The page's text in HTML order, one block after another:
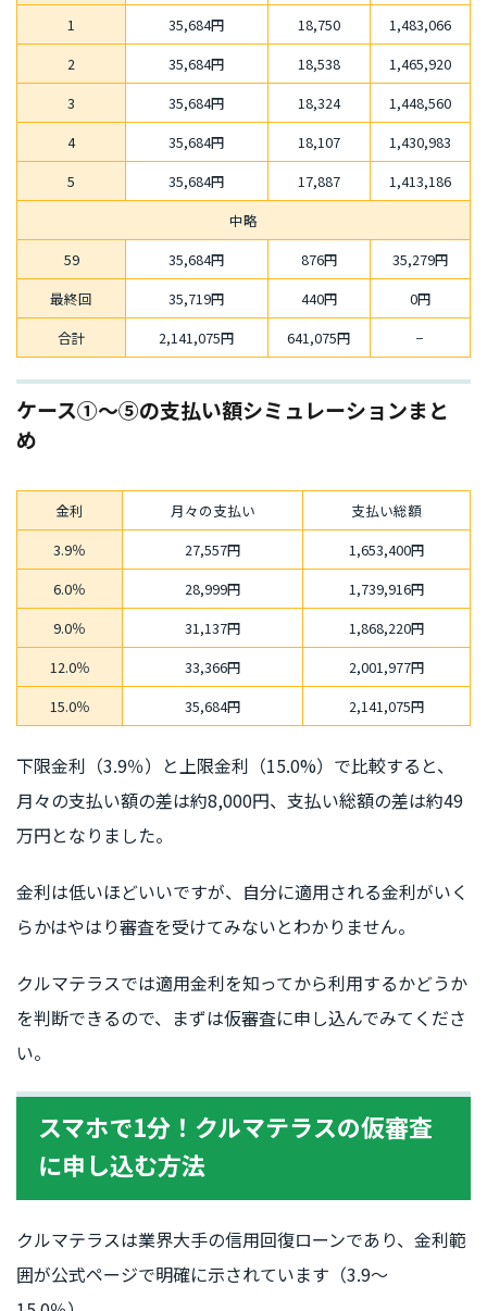
1
35,684円 18,750
1,483,066
2
35,684円 18,538
1,465,920
3
35,684円 18,324
1,448,560
4
35,684円 18,107
1,430,983
5
35,684円 17,887
1,413,186
中略
59
35,684円 876円
35,279円
最終回
35,719円 440円
0円
合計
2,141,075円 641,075円 −
ケース①〜⑤の支払い額シミュレーションまと
め
金利 月々の支払い
支払い総額
3.9％
27,557円
1,653,400円
6.0％
28,999円
1,739,916円
9.0％
31,137円
1,868,220円
12.0％
33,366円
2,001,977円
15.0％
35,684円 2,141,075円
下限金利（3.9％）と上限金利（15.0%）で比較すると、
月々の支払い額の差は約8,000円、支払い総額の差は約49
万円となりました。
金利は低いほどいいですが、自分に適用される金利がいく
らかはやはり審査を受けてみないとわかりません。
クルマテラスでは適用金利を知ってから利用するかどうか
を判断できるので、まずは仮審査に申し込んでみてくださ
い。
スマホで1分！クルマテラスの仮審査
に申し込む方法
クルマテラスは業界大手の信用回復ローンであり、金利範
囲が公式ページで明確に示されています（3.9〜